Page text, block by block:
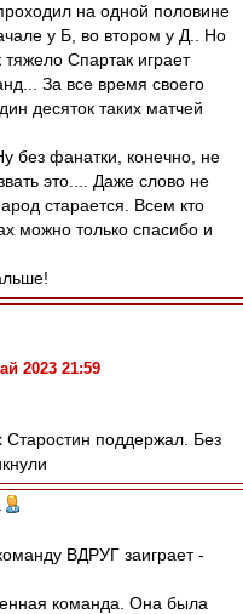
на одной половине
у Б, во втором у Д.. Но
Спартак играет
За все время своего
десяток таких матчей
без фанатки, конечно, не
это.... Даже слово не
старается. Всем кто
можно только спасибо и
2023 21:59
Старостин поддержал. Без
ВДРУГ заиграет -
команда. Она была